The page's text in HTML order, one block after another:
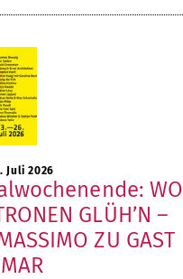
Juli 2026
WO
GLÜH’N –
ZU GAST